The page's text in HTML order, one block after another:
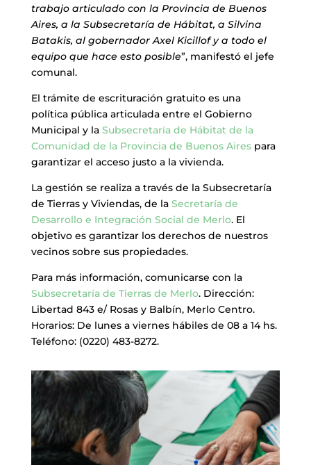
trabajo articulado con la Provincia de Buenos
Aires, a la Subsecretaría de Hábitat, a Silvina
Batakis, al gobernador Axel Kicillof y a todo el
equipo que hace esto posible”, manifestó el jefe
comunal.
El trámite de escrituración gratuito es una
política pública articulada entre el Gobierno
Municipal y la Subsecretaría de Hábitat de la
Comunidad de la Provincia de Buenos Airespara
garantizar el acceso justo a la vivienda.
La gestión se realiza a través de la Subsecretaría
de Tierras y Viviendas, de la Secretaría de
Desarrollo e Integración Social de Merlo. El
objetivo es garantizar los derechos de nuestros
vecinos sobre sus propiedades.
Para más información, comunicarse con la
Subsecretaría de Tierras de Merlo. Dirección:
Libertad 843 e/ Rosas y Balbín, Merlo Centro.
Horarios: De lunes a viernes hábiles de 08 a 14 hs.
Teléfono: (0220) 483-8272.